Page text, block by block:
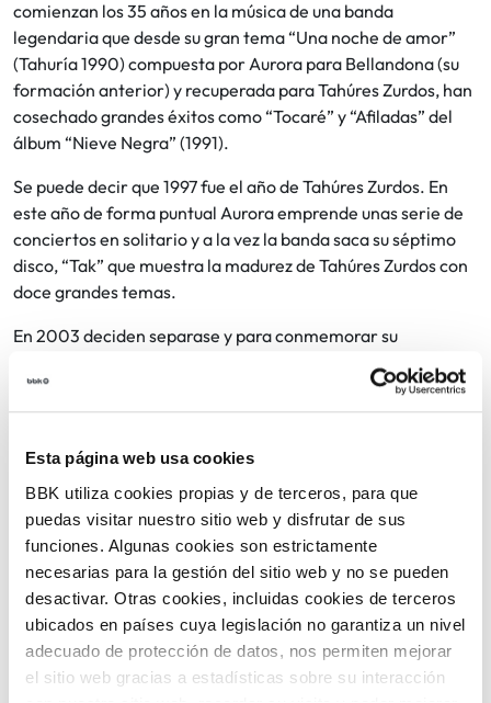
Esta página web usa cookies
BBK utiliza cookies propias y de terceros, para que
puedas visitar nuestro sitio web y disfrutar de sus
funciones. Algunas cookies son estrictamente
necesarias para la gestión del sitio web y no se pueden
desactivar. Otras cookies, incluidas cookies de terceros
ubicados en países cuya legislación no garantiza un nivel
adecuado de protección de datos, nos permiten mejorar
el sitio web gracias a estadísticas sobre su interacción
comienzan los 35 años en la música de una banda
legendaria que desde su gran tema “Una noche de amor”
(Tahuría 1990) compuesta por Aurora para Bellandona (su
formación anterior) y recuperada para Tahúres Zurdos, han
cosechado grandes éxitos como “Tocaré” y “Afiladas” del
álbum “Nieve Negra” (1991).
Se puede decir que 1997 fue el año de Tahúres Zurdos. En
este año de forma puntual Aurora emprende unas serie de
conciertos en solitario y a la vez la banda saca su séptimo
disco, “Tak” que muestra la madurez de Tahúres Zurdos con
doce grandes temas.
En 2003 deciden separase y para conmemorar su
trayectoria que en aquel entonces ya era de 17 años, sacan
su noveno trabajo titulado “17 años” grabado en directo.
concierto benéfico para la Fundación Síndrome de Dravet y
ante un sold out en la sala Zentral de Pamplona, deciden
volver a los escenarios, vuelta que queda parada por la
pandemia de la Covid-19, y se reanuda de cara al 2021.
Entradas: Gratis